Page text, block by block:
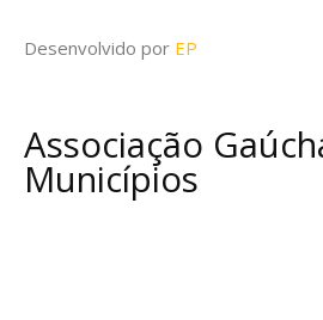
Desenvolvido por EP
Associação
Municípios